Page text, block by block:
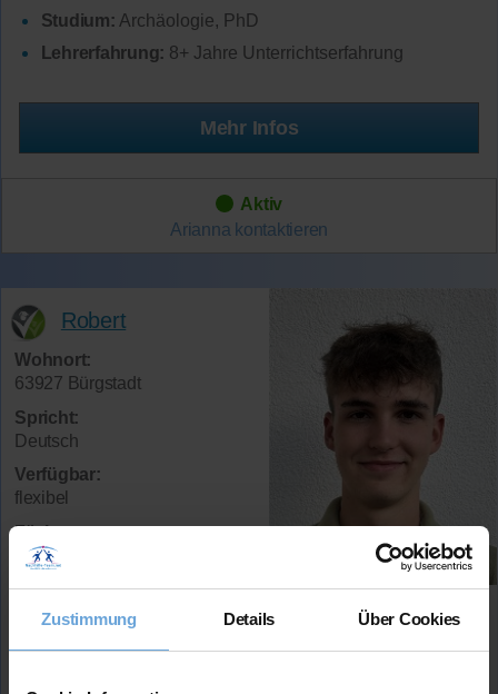
Zustimmung Details Über Cookies
Studium: Archäologie, PhD
Lehrerfahrung: 8+ Jahre Unterrichtserfahrung
Mehr Infos
Aktiv
Arianna kontaktieren
Robert
Wohnort:
63927 Bürgstadt
Spricht:
Deutsch
Verfügbar:
flexibel
Fächer:
Sozialwissenschaften (bis 13.
Latein (bis 13. Kl.)
45 Min. / 24 Euro (je nach Niveau)